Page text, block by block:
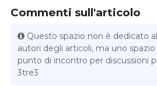
Commenti sull'articolo
Questo spazio non è dedicato
autori degli articoli, ma uno
punto di incontro per discussioni
3tre3